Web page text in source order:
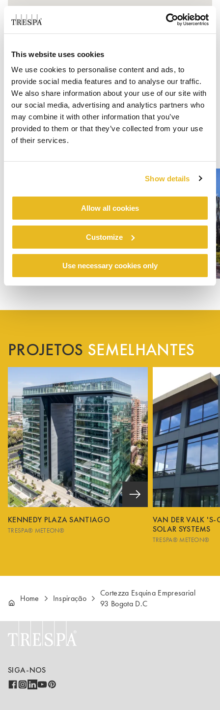
This website uses cookies
We use cookies to personalise content and ads, to
provide social media features and to analyse our traffic.
We also share information about your use of our site with
our social media, advertising and analytics partners who
may combine it with other information that you’ve
provided to them or that they’ve collected from your use
of their services.
Show details
Allow all cookies
Customize
Use necessary cookies only
PROJETOS SEMELHANTES
KENNEDY PLAZA SANTIAGO
TRESPA® METEON®
VAN DER VALK 'S-
SOLAR SYSTEMS
TRESPA® METEON®
Home Inspiração
Cortezza Esquina Empresarial
93 Bogota D.C
SIGA-NOS